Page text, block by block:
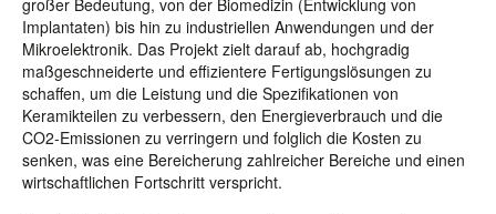
großer Bedeutung, von der Biomedizin (Entwicklung von
Implantaten) bis hin zu industriellen Anwendungen und der
Mikroelektronik. Das Projekt zielt darauf ab, hochgradig
maßgeschneiderte und effizientere Fertigungslösungen zu
schaffen, um die Leistung und die Spezifikationen von
Keramikteilen zu verbessern, den Energieverbrauch und die
CO2-Emissionen zu verringern und folglich die Kosten zu
senken, was eine Bereicherung zahlreicher Bereiche und einen
wirtschaftlichen Fortschritt verspricht.